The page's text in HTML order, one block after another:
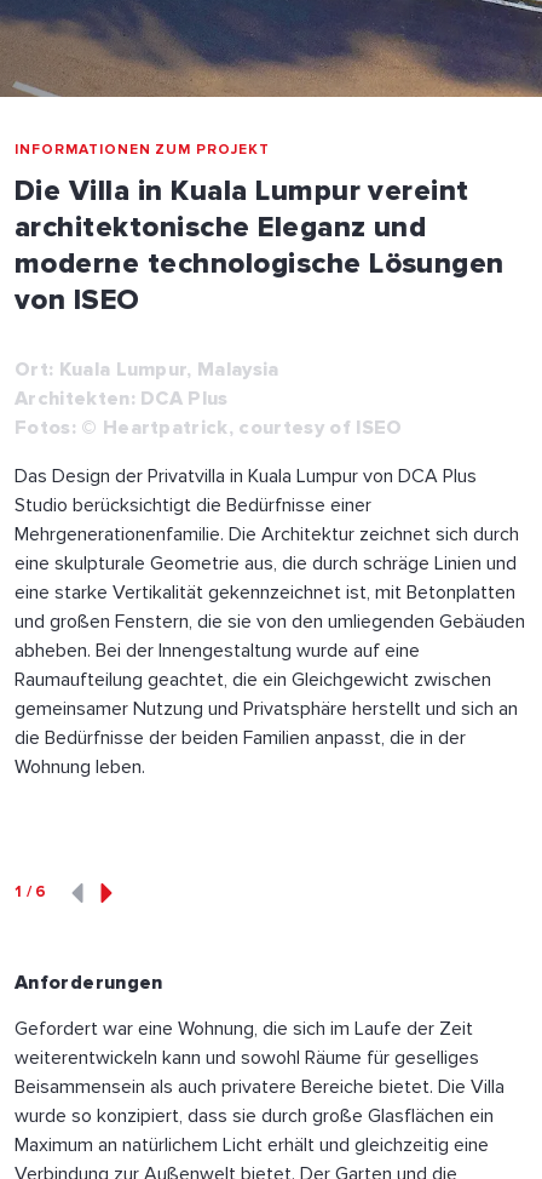
INFORMATIONEN ZUM PROJEKT
Die Villa in Kuala Lumpur vereint
architektonische Eleganz und
moderne technologische Lösungen
von ISEO
Ort: Kuala Lumpur, Malaysia
Architekten: DCA Plus
Fotos: © Heartpatrick, courtesy of ISEO
Das Design der Privatvilla in Kuala Lumpur von DCA Plus
Studio berücksichtigt die Bedürfnisse einer
Mehrgenerationenfamilie. Die Architektur zeichnet sich durch
eine skulpturale Geometrie aus, die durch schräge Linien und
eine starke Vertikalität gekennzeichnet ist, mit Betonplatten
und großen Fenstern, die sie von den umliegenden Gebäuden
abheben. Bei der Innengestaltung wurde auf eine
Raumaufteilung geachtet, die ein Gleichgewicht zwischen
gemeinsamer Nutzung und Privatsphäre herstellt und sich an
die Bedürfnisse der beiden Familien anpasst, die in der
Wohnung leben.
1 /6
Anforderungen
Gefordert war eine Wohnung, die sich im Laufe der Zeit
weiterentwickeln kann und sowohl Räume für geselliges
Beisammensein als auch privatere Bereiche bietet. Die Villa
wurde so konzipiert, dass sie durch große Glasflächen ein
Maximum an natürlichem Licht erhält und gleichzeitig eine
Verbindung zur Außenwelt bietet. Der Garten und die